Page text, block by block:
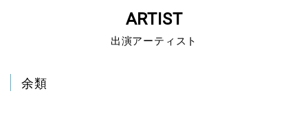
ARTIST
出演アーティスト
余類